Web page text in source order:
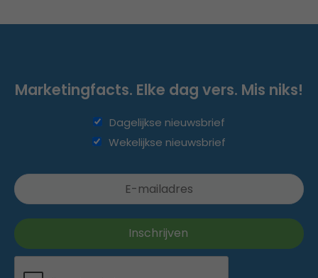
Marketingfacts. Elke dag vers. Mis niks!
Dagelijkse nieuwsbrief
Wekelijkse nieuwsbrief